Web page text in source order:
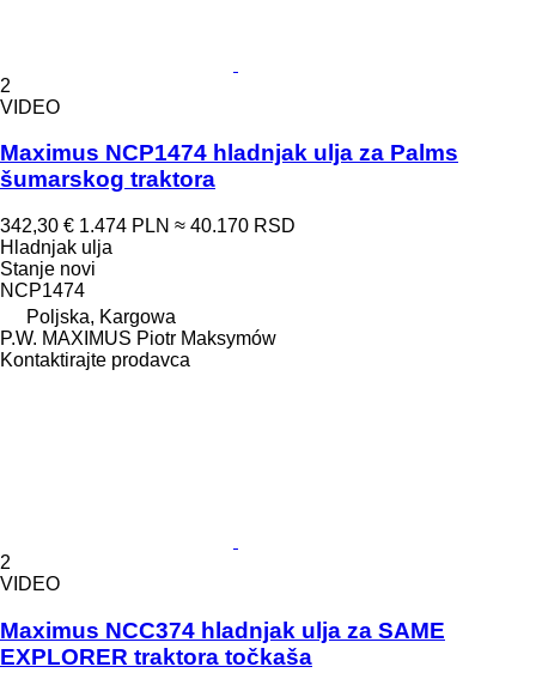
2
VIDEO
Maximus NCP1474 hladnjak ulja za Palms
šumarskog traktora
342,30 € 1.474 PLN ≈ 40.170 RSD
Hladnjak ulja
Stanje novi
NCP1474
Poljska, Kargowa
P.W. MAXIMUS Piotr Maksymów
Kontaktirajte prodavca
2
VIDEO
Maximus NCC374 hladnjak ulja za SAME
EXPLORER traktora točkaša